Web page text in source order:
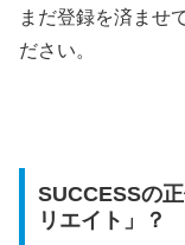
まだ登録を済ませ
ださい。
SUCCESSの
リエイト」？